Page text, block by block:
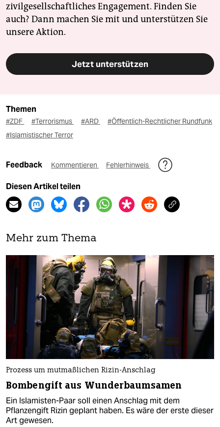
zivilgesellschaftliches Engagement. Finden Sie
auch? Dann machen Sie mit und unterstützen Sie
unsere Aktion.
Jetzt unterstützen
Themen
#ZDF #Terrorismus #ARD
#Öffentlich-Rechtlicher Rundfunk
#Islamistischer Terror
Feedback Kommentieren Fehlerhinweis
Diesen Artikel teilen
Mehr zum Thema
Prozess um mutmaßlichen Rizin-Anschlag
Bombengift aus Wunderbaumsamen
Ein Islamisten-Paar soll einen Anschlag mit dem
Pflanzengift Rizin geplant haben. Es wäre der erste dieser
Art gewesen.